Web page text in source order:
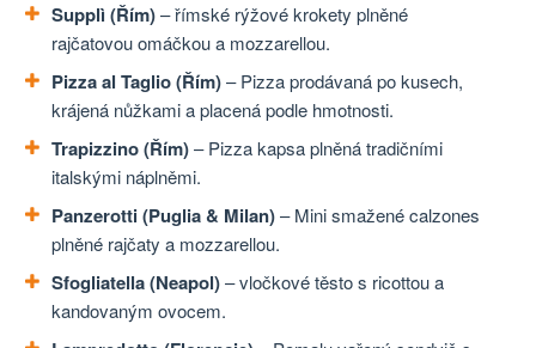
Supplì (Řím)– římské rýžové krokety plněné
rajčatovou omáčkou a mozzarellou.
Pizza al Taglio (Řím)– Pizza prodávaná po kusech,
krájená nůžkami a placená podle hmotnosti.
Trapizzino (Řím)– Pizza kapsa plněná tradičními
italskými náplněmi.
Panzerotti (Puglia & Milan)– Mini smažené calzones
plněné rajčaty a mozzarellou.
Sfogliatella (Neapol)– vločkové těsto s ricottou a
kandovaným ovocem.